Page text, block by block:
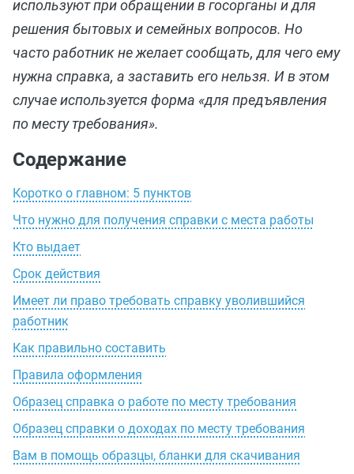
используют при обращении в госорганы и для
решения бытовых и семейных вопросов. Но
часто работник не желает сообщать, для чего ему
нужна справка, а заставить его нельзя. И в этом
случае используется форма «для предъявления
по месту требования».
Содержание
Коротко о главном: 5 пунктов
Что нужно для получения справки с места работы
Кто выдает
Срок действия
Имеет ли право требовать справку уволившийся
работник
Как правильно составить
Правила оформления
Образец справка о работе по месту требования
Образец справки о доходах по месту требования
Вам в помощь образцы, бланки для скачивания